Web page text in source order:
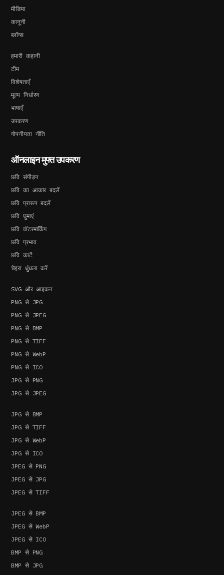
मीडिया
कानूनी
ब्लॉग्स
हमारी कहानी
टीम
विशेषताएँ
मूल्य निर्धारण
भाषाएँ
उपकरण
गोपनीयता नीति
ऑनलाइन मुफ्त उपकरण
छवि संपीड़न
छवि का आकार बदलें
छवि प्रारूप बदलें
छवि घुमाएं
छवि वॉटरमार्किंग
छवि प्रभाव
छवि काटें
चेहरा धुंधला करें
SVG और आइकन
PNG से JPG
PNG से JPEG
PNG से BMP
PNG से TIFF
PNG से WebP
PNG से ICO
JPG से PNG
JPG से JPEG
JPG से BMP
JPG से TIFF
JPG से WebP
JPG से ICO
JPEG से PNG
JPEG से JPG
JPEG से TIFF
JPEG से BMP
JPEG से WebP
JPEG से ICO
BMP से PNG
BMP से JPG